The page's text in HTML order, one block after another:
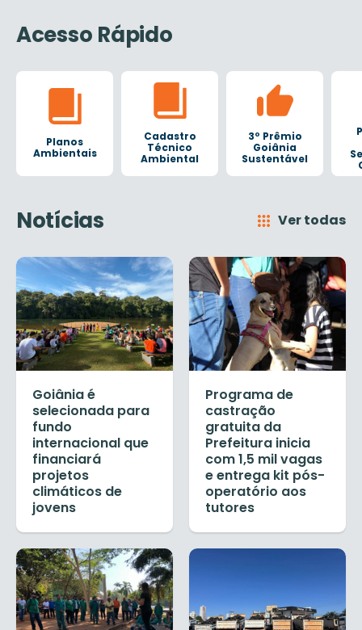
Acesso Rápido
Planos
Ambientais
Cadastro
Técnico
Ambiental
3º Prêmio
Goiânia
Sustentável
Notícias Ver todas
Goiânia é
selecionada para
fundo
internacional que
financiará
projetos
climáticos de
jovens
Programa de
castração
gratuita da
Prefeitura inicia
com 1,5 mil vagas
e entrega kit pós-
operatório aos
tutores